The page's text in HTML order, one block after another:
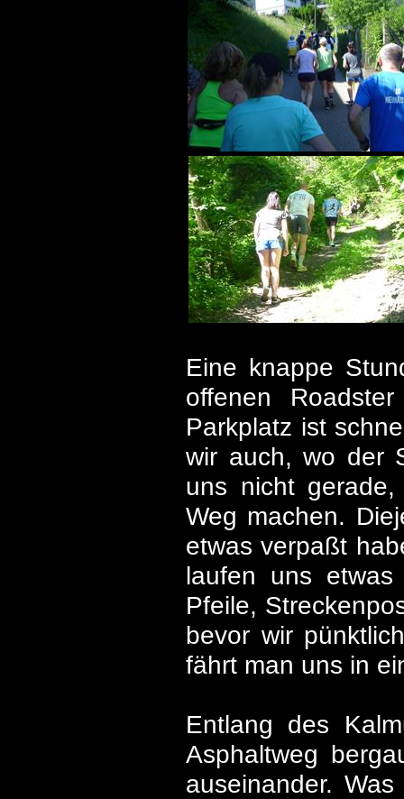
Eine knappe
offenen
Parkplatz ist
wir auch, wo der
uns nicht
Weg machen.
etwas verpaßt
laufen uns etwas
Pfeile,
bevor wir
fährt man uns in
Entlang des
Asphaltweg
auseinander.